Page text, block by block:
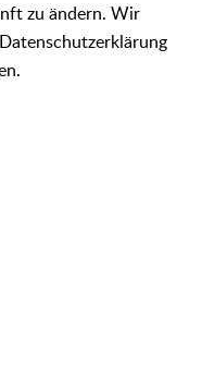
zu ändern. Wir